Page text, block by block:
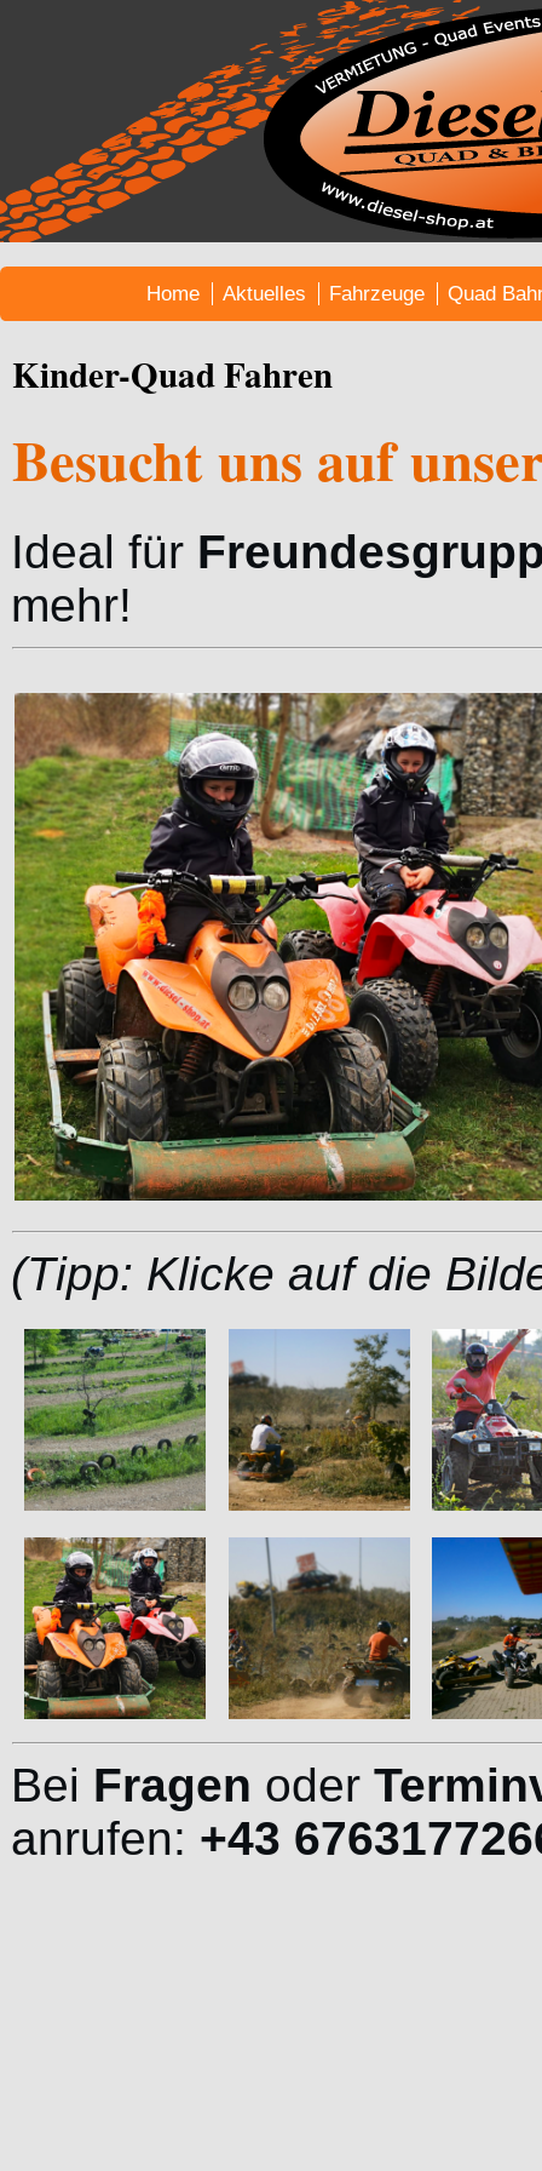
Home Aktuelles Fahrzeuge Quad
Kinder-Quad Fahren
Besucht uns auf
Ideal für
mehr!
(Tipp: Klicke auf die
Bei Fragen oder
anrufen: +43